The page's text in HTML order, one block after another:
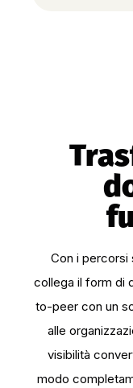
Con i percorsi
collega il form di
to-peer con un
alle
visibilità
modo